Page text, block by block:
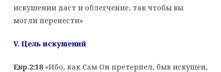
искушении даст и облегчение, так чтобы вы
могли перенести»
V. Цель искушений
Евр.2:18«Ибо, как Сам Он претерпел, быв искушен,